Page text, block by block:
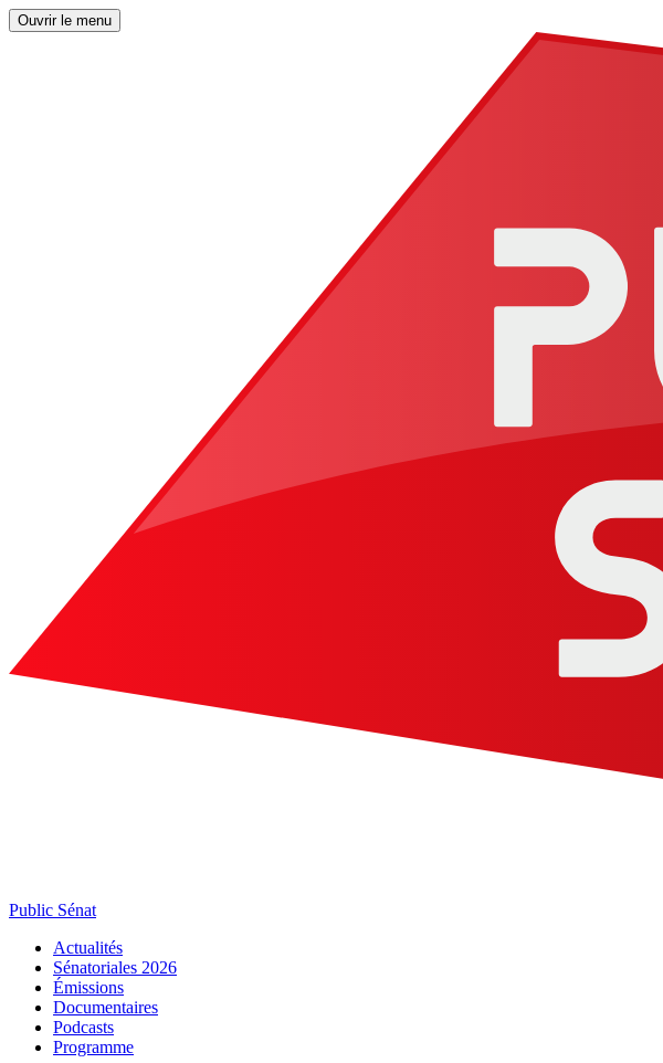
Ouvrir le menu
Public Sénat
Actualités
Sénatoriales 2026
Émissions
Documentaires
Podcasts
Programme